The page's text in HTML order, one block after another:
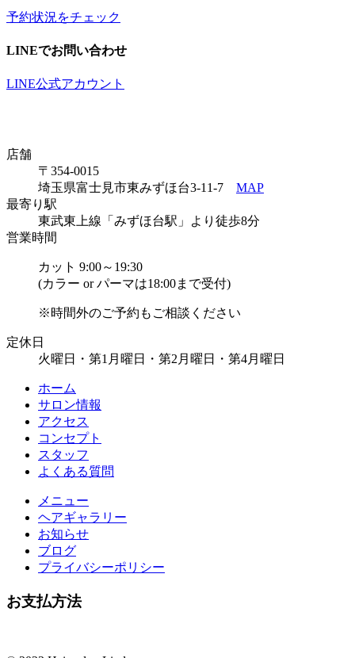
予約状況をチェック
LINEでお問い合わせ
LINE公式アカウント
店舗
〒354-0015
埼玉県富士見市東みずほ台3-11-7 MAP
最寄り駅
東武東上線「みずほ台駅」より徒歩8分
営業時間
カット 9:00～19:30
(カラー or パーマは18:00まで受付)
※時間外のご予約もご相談ください
定休日
火曜日・第1月曜日・第2月曜日・第4月曜日
ホーム
サロン情報
アクセス
コンセプト
スタッフ
よくある質問
メニュー
ヘアギャラリー
お知らせ
ブログ
プライバシーポリシー
お支払方法